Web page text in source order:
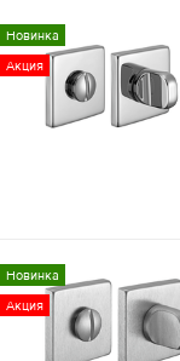
Новинка
Акция
Новинка
Акция